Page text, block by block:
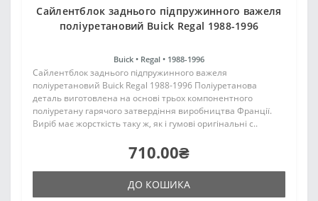
Сайлентблок заднього підпружинного важеля
поліуретановий Buick Regal 1988-1996
Buick • Regal • 1988-1996
Сайлентблок заднього підпружинного важеля
поліуретановий Buick Regal 1988-1996 Поліуретанова
деталь виготовлена на основі трьох компонентного
поліуретану гарячого затвердіння виробництва Франції.
Виріб має жорсткість таку ж, як і гумові оригінальні с..
710.00₴
ДО КОШИКА